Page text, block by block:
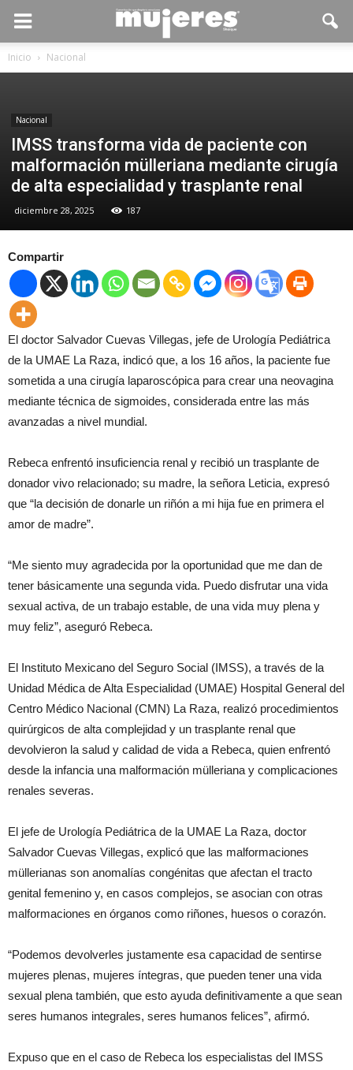
Inicio Nacional
Nacional
IMSS transforma vida de paciente con
malformación mülleriana mediante cirugía
de alta especialidad y trasplante renal
diciembre 28, 2025 187
Compartir
El doctor Salvador Cuevas Villegas, jefe de Urología Pediátrica
de la UMAE La Raza, indicó que, a los 16 años, la paciente fue
sometida a una cirugía laparoscópica para crear una neovagina
mediante técnica de sigmoides, considerada entre las más
avanzadas a nivel mundial.
Rebeca enfrentó insuficiencia renal y recibió un trasplante de
donador vivo relacionado; su madre, la señora Leticia, expresó
que “la decisión de donarle un riñón a mi hija fue en primera el
amor de madre”.
“Me siento muy agradecida por la oportunidad que me dan de
tener básicamente una segunda vida. Puedo disfrutar una vida
sexual activa, de un trabajo estable, de una vida muy plena y
muy feliz”, aseguró Rebeca.
El Instituto Mexicano del Seguro Social (IMSS), a través de la
Unidad Médica de Alta Especialidad (UMAE) Hospital General del
Centro Médico Nacional (CMN) La Raza, realizó procedimientos
quirúrgicos de alta complejidad y un trasplante renal que
devolvieron la salud y calidad de vida a Rebeca, quien enfrentó
desde la infancia una malformación mülleriana y complicaciones
renales severas.
El jefe de Urología Pediátrica de la UMAE La Raza, doctor
Salvador Cuevas Villegas, explicó que las malformaciones
müllerianas son anomalías congénitas que afectan el tracto
genital femenino y, en casos complejos, se asocian con otras
malformaciones en órganos como riñones, huesos o corazón.
“Podemos devolverles justamente esa capacidad de sentirse
mujeres plenas, mujeres íntegras, que pueden tener una vida
sexual plena también, que esto ayuda definitivamente a que sean
seres humanos integrales, seres humanos felices”, afirmó.
Expuso que en el caso de Rebeca los especialistas del IMSS